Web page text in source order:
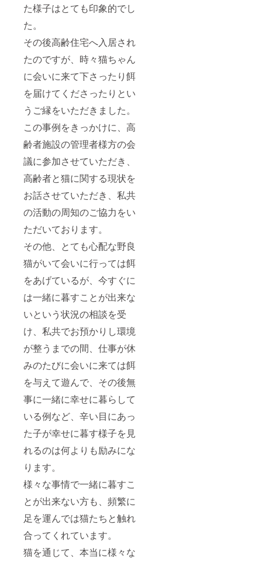
た様子はとても印象的でし
た。
その後高齢住宅へ入居され
たのですが、時々猫ちゃん
に会いに来て下さったり餌
を届けてくださったりとい
うご縁をいただきました。
この事例をきっかけに、高
齢者施設の管理者様方の会
議に参加させていただき、
高齢者と猫に関する現状を
お話させていただき、私共
の活動の周知のご協力をい
ただいております。
その他、とても心配な野良
猫がいて会いに行っては餌
をあげているが、今すぐに
は一緒に暮すことが出来な
いという状況の相談を受
け、私共でお預かりし環境
が整うまでの間、仕事が休
みのたびに会いに来ては餌
を与えて遊んで、その後無
事に一緒に幸せに暮らして
いる例など、辛い目にあっ
た子が幸せに暮す様子を見
れるのは何よりも励みにな
ります。
様々な事情で一緒に暮すこ
とが出来ない方も、頻繁に
足を運んでは猫たちと触れ
合ってくれています。
猫を通じて、本当に様々な